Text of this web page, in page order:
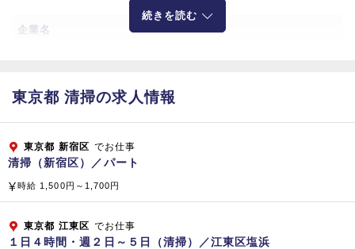
企業名
所在地
資本金
続きを読む
東京都 清掃の求人情報
東京都 新宿区 でお仕事
清掃（新宿区）／パート
時給 1,500円～1,700円
東京都 江東区 でお仕事
１日４時間・週２日～５日（清掃）／江東区塩浜